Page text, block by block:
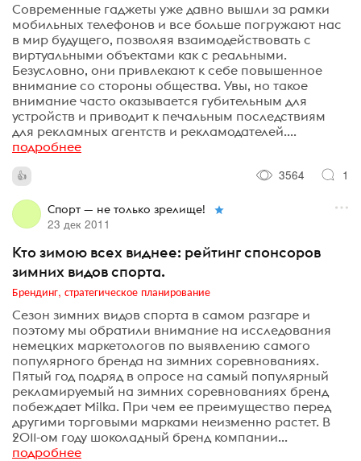
Современные гаджеты уже давно вышли за рамки
мобильных телефонов и все больше погружают нас
в мир будущего, позволяя взаимодействовать с
виртуальными объектами как с реальными.
Безусловно, они привлекают к себе повышенное
внимание со стороны общества. Увы, но такое
внимание часто оказывается губительным для
устройств и приводит к печальным последствиям
для рекламных агентств и рекламодателей....
подробнее
3564
1
Спорт — не только зрелище!
23 дек 2011
Кто зимою всех виднее: рейтинг спонсоров
зимних видов спорта.
Брендинг, стратегическое планирование
Сезон зимних видов спорта в самом разгаре и
поэтому мы обратили внимание на исследования
немецких маркетологов по выявлению самого
популярного бренда на зимних соревнованиях.
Пятый год подряд в опросе на самый популярный
рекламируемый на зимних соревнованиях бренд
побеждает Milka. При чем ее преимущество перед
другими торговыми марками неизменно растет. В
2011-ом году шоколадный бренд компании...
подробнее